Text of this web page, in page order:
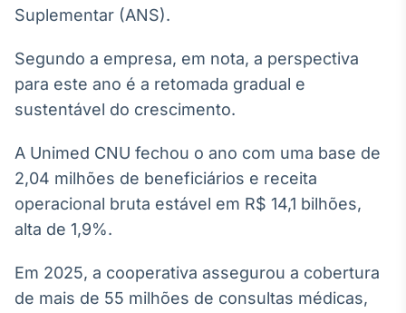
White Label
Plataforma para
conteúdos
personalizados
Soluções de Dados
e Conteúdos
Broadcast
OTC
Suplementar (ANS).
Segundo a empresa, em nota, a perspectiva
para este ano é a retomada gradual e
sustentável do crescimento.
A Unimed CNU fechou o ano com uma base de
2,04 milhões de beneficiários e receita
operacional bruta estável em R$ 14,1 bilhões,
alta de 1,9%.
Em 2025, a cooperativa assegurou a cobertura
de mais de 55 milhões de consultas médicas,